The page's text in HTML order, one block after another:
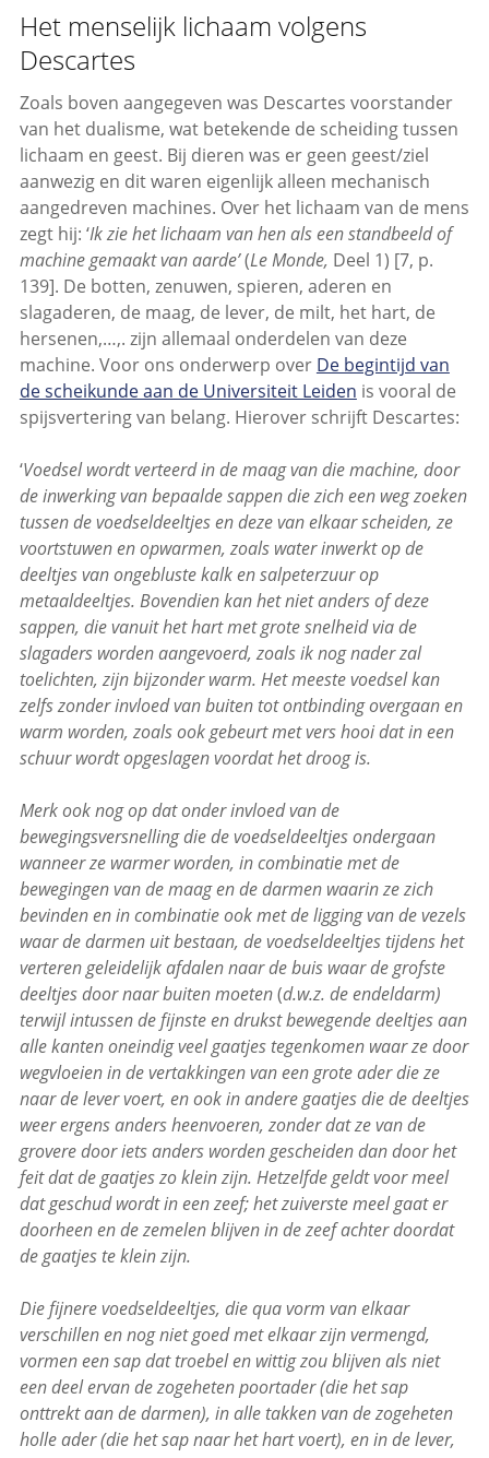
Het menselijk lichaam volgens
Descartes
Zoals boven aangegeven was Descartes voorstander
van het dualisme, wat betekende de scheiding tussen
lichaam en geest. Bij dieren was er geen geest/ziel
aanwezig en dit waren eigenlijk alleen mechanisch
aangedreven machines. Over het lichaam van de mens
zegt hij: ‘Ik zie het lichaam van hen als een standbeeld of
machine gemaakt van aarde’(Le Monde, Deel 1) [7, p.
139]. De botten, zenuwen, spieren, aderen en
slagaderen, de maag, de lever, de milt, het hart, de
hersenen,…,. zijn allemaal onderdelen van deze
machine. Voor ons onderwerp over De begintijd van
de scheikunde aan de Universiteit Leiden is vooral de
spijsvertering van belang. Hierover schrijft Descartes:
‘Voedsel wordt verteerd in de maag van die machine, door
de inwerking van bepaalde sappen die zich een weg zoeken
tussen de voedseldeeltjes en deze van elkaar scheiden, ze
voortstuwen en opwarmen, zoals water inwerkt op de
deeltjes van ongebluste kalk en salpeterzuur op
metaaldeeltjes. Bovendien kan het niet anders of deze
sappen, die vanuit het hart met grote snelheid via de
slagaders worden aangevoerd, zoals ik nog nader zal
toelichten, zijn bijzonder warm. Het meeste voedsel kan
zelfs zonder invloed van buiten tot ontbinding overgaan en
warm worden, zoals ook gebeurt met vers hooi dat in een
schuur wordt opgeslagen voordat het droog is.
Merk ook nog op dat onder invloed van de
bewegingsversnelling die de voedseldeeltjes ondergaan
wanneer ze warmer worden, in combinatie met de
bewegingen van de maag en de darmen waarin ze zich
bevinden en in combinatie ook met de ligging van de vezels
waar de darmen uit bestaan, de voedseldeeltjes tijdens het
verteren geleidelijk afdalen naar de buis waar de grofste
deeltjes door naar buiten moeten(d.w.z. de endeldarm)
terwijl intussen de fijnste en drukst bewegende deeltjes aan
alle kanten oneindig veel gaatjes tegenkomen waar ze door
wegvloeien in de vertakkingen van een grote ader die ze
naar de lever voert, en ook in andere gaatjes die de deeltjes
weer ergens anders heenvoeren, zonder dat ze van de
grovere door iets anders worden gescheiden dan door het
feit dat de gaatjes zo klein zijn. Hetzelfde geldt voor meel
dat geschud wordt in een zeef; het zuiverste meel gaat er
doorheen en de zemelen blijven in de zeef achter doordat
de gaatjes te klein zijn.
Die fijnere voedseldeeltjes, die qua vorm van elkaar
verschillen en nog niet goed met elkaar zijn vermengd,
vormen een sap dat troebel en wittig zou blijven als niet
een deel ervan de zogeheten poortader (die het sap
onttrekt aan de darmen), in alle takken van de zogeheten
holle ader (die het sap naar het hart voert), en in de lever,